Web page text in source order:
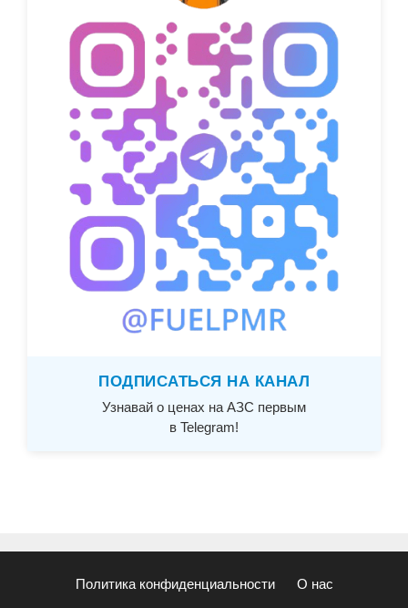
ПОДПИСАТЬСЯ НА КАНАЛ
Узнавай о ценах на АЗС первым
в Telegram!
Политика конфиденциальности О нас